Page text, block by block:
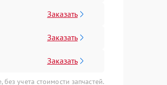
Заказать
Заказать
Заказать
учета стоимости запчастей.